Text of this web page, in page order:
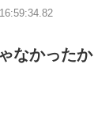
なかったか